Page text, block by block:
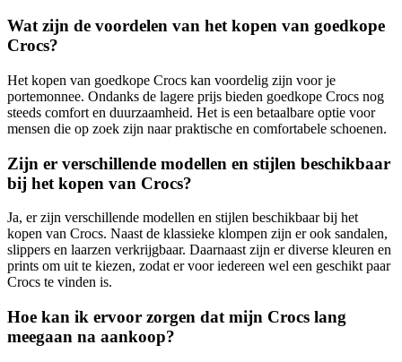
Wat zijn de voordelen van het kopen van goedkope
Crocs?
Het kopen van goedkope Crocs kan voordelig zijn voor je
portemonnee. Ondanks de lagere prijs bieden goedkope Crocs nog
steeds comfort en duurzaamheid. Het is een betaalbare optie voor
mensen die op zoek zijn naar praktische en comfortabele schoenen.
Zijn er verschillende modellen en stijlen beschikbaar
bij het kopen van Crocs?
Ja, er zijn verschillende modellen en stijlen beschikbaar bij het
kopen van Crocs. Naast de klassieke klompen zijn er ook sandalen,
slippers en laarzen verkrijgbaar. Daarnaast zijn er diverse kleuren en
prints om uit te kiezen, zodat er voor iedereen wel een geschikt paar
Crocs te vinden is.
Hoe kan ik ervoor zorgen dat mijn Crocs lang
meegaan na aankoop?